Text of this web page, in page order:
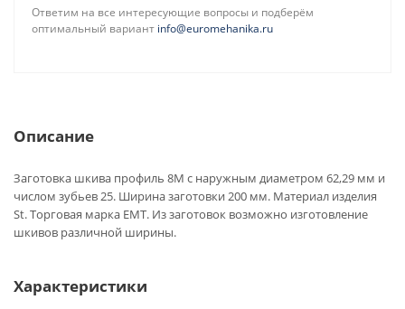
Ответим на все интересующие вопросы и подберём
оптимальный вариант info@euromehanika.ru
Описание
Заготовка шкива профиль 8M с наружным диаметром 62,29 мм и
числом зубьев 25. Ширина заготовки 200 мм. Материал изделия
St. Торговая марка EMT. Из заготовок возможно изготовление
шкивов различной ширины.
Характеристики